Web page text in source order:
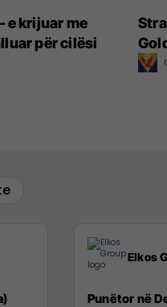
e krijuar me
për cilësi
Elkos
Punëtor në